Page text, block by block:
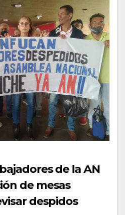
de la AN
de mesas
despidos